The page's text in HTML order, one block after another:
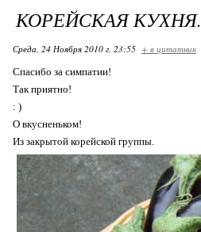
КОРЕЙСКАЯ КУХНЯ.
Среда, 24 Ноября 2010 г. 23:55 + в цитатник
Спасибо за симпатии!
Так приятно!
: )
О вкусненьком!
Из закрытой корейской группы.